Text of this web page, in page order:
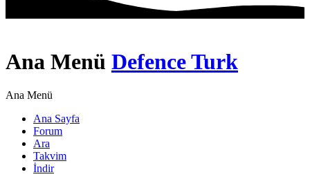
Ana Menü Defence Turk
Ana Menü
Ana Sayfa
Forum
Ara
Takvim
İndir